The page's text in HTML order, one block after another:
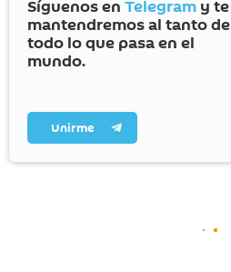
Síguenos en Telegram y te
mantendremos al tanto de
todo lo que pasa en el
mundo.
Unirme